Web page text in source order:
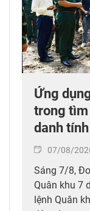
Ứng
trong tìm
danh
07/08/
Sáng 7/8,
Quân khu 7
lệnh Quân